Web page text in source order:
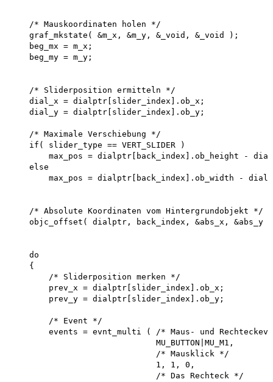
    /* Mauskoordinaten holen */
    graf_mkstate( &m_x, &m_y, &_void, &_void );
    beg_mx = m_x;
    beg_my = m_y;
    /* Sliderposition ermitteln */
    dial_x = dialptr[slider_index].ob_x;
    dial_y = dialptr[slider_index].ob_y;
    /* Maximale Verschiebung */
    if( slider_type == VERT_SLIDER )
max_pos = dialptr[back_index].ob_height -
    else
max_pos = dialptr[back_index].ob_width -
    /* Absolute Koordinaten vom Hintergrundobjekt */
objc_offset( dialptr, back_index, &abs_x, &abs_y
    do
    {
        /* Sliderposition merken */
        prev_x = dialptr[slider_index].ob_x;
        prev_y = dialptr[slider_index].ob_y;
        /* Event */
events = evnt_multi ( /* Maus- und
                              MU_BUTTON|MU_M1,
                              /* Mausklick */
                              1, 1, 0,
                              /* Das Rechteck */